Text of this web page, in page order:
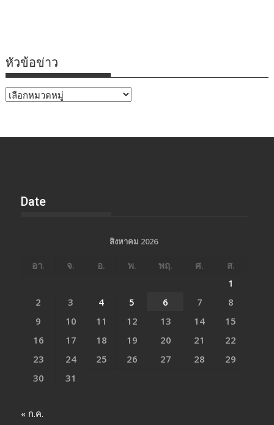
หัวข้อข่าว
หัวข้อ
Date
สิงหาคม 2026
อา. จ. อ. พ. พฤ. ศ.
ส.
1
2
3 4 5 6 7
8
9
10 11 12 13 14
15
16
17 18 19 20 21
22
23
24 25 26 27 28
29
30
31
« ก.ค.